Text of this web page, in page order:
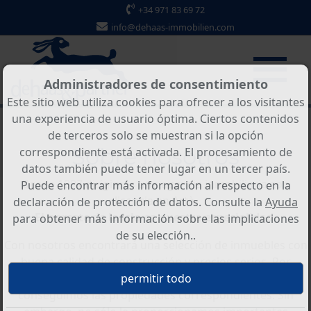
+34 971 83 69 72
info@dehaas-immobilien.com
Sobre nosotros
Desde 1997 dirigimos una agencia inmobiliaria con
licencia en Artà.
El noreste de la isla es nuestra especialidad.
buena calidad de construcción y precios serios. Por
supuesto, también atendemos peticiones especiales y
conseguimos las propiedades correspondientes. Sin
Administradores de consentimiento
Este sitio web utiliza cookies para ofrecer a los visitantes
una experiencia de usuario óptima. Ciertos contenidos
de terceros solo se muestran si la opción
correspondiente está activada. El procesamiento de
datos también puede tener lugar en un tercer país.
Puede encontrar más información al respecto en la
declaración de protección de datos. Consulte la Ayuda
para obtener más información sobre las implicaciones
de su elección..